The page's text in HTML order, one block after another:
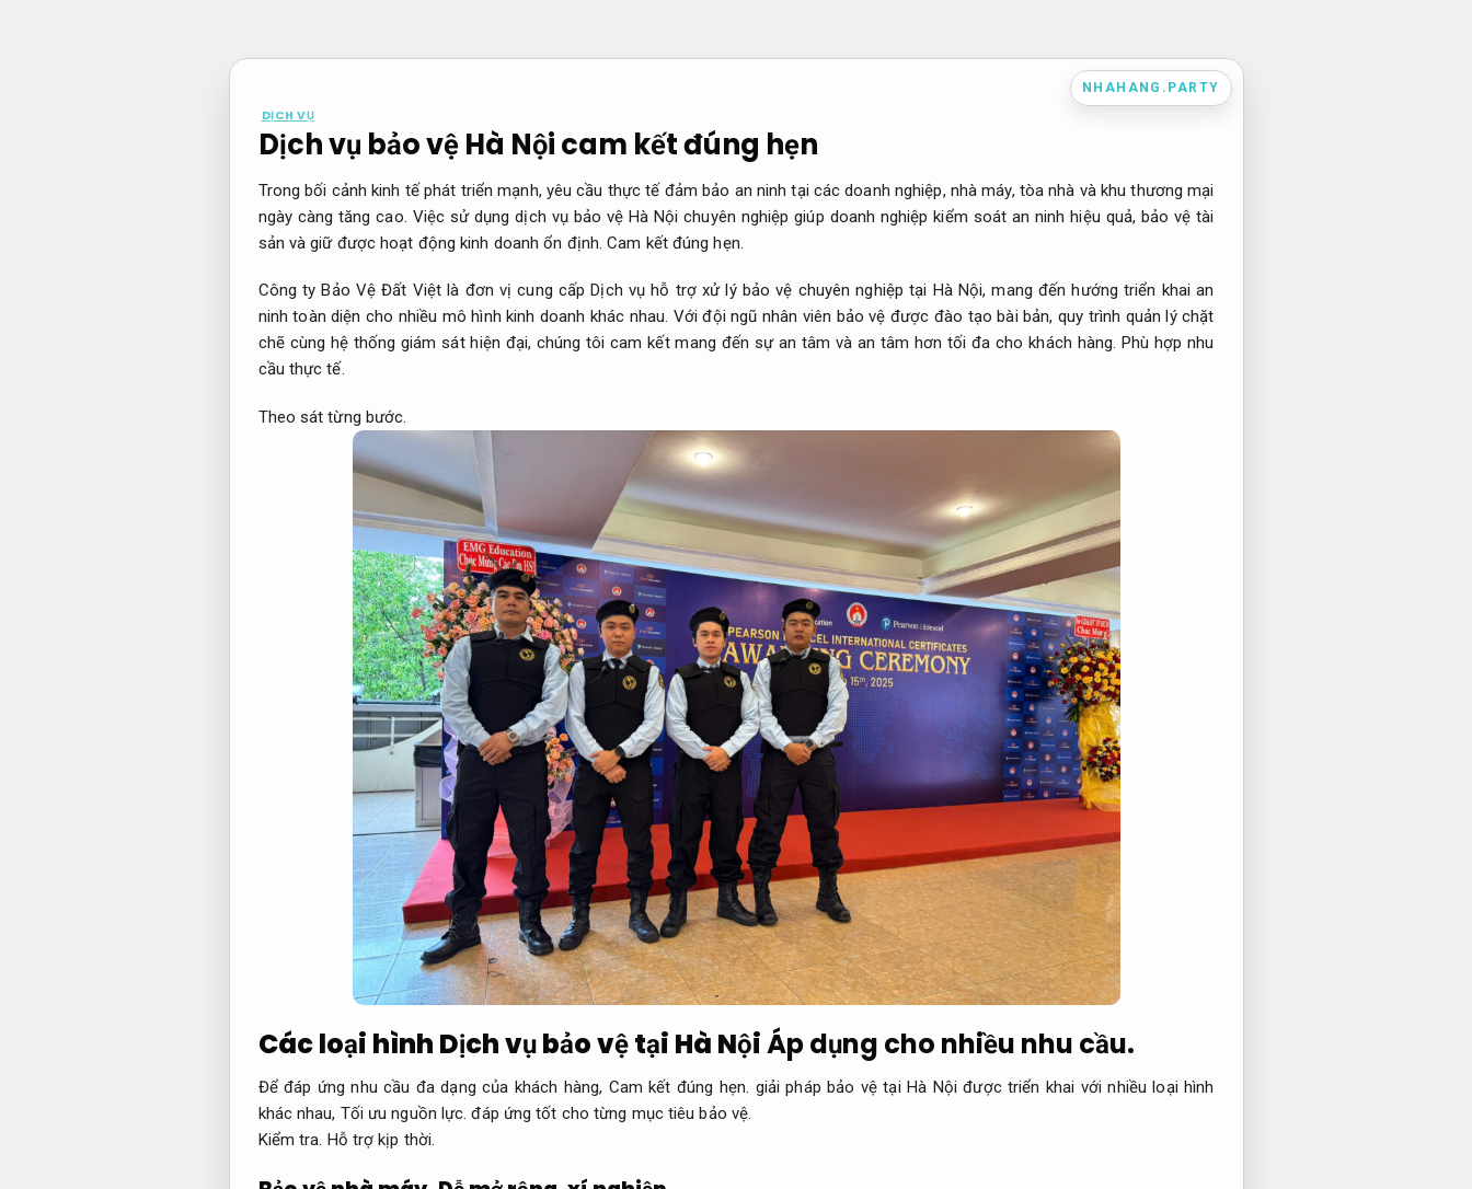
NHAHANG.PARTY
DỊCH VỤ
Dịch vụ bảo vệ Hà Nội cam kết đúng hẹn
Trong bối cảnh kinh tế phát triển mạnh, yêu cầu thực tế đảm bảo an ninh tại các doanh nghiệp, nhà máy, tòa nhà và khu thương mại
ngày càng tăng cao. Việc sử dụng dịch vụ bảo vệ Hà Nội chuyên nghiệp giúp doanh nghiệp kiểm soát an ninh hiệu quả, bảo vệ tài
sản và giữ được hoạt động kinh doanh ổn định.Cam kết đúng hẹn.
Công ty Bảo Vệ Đất Việt là đơn vị cung cấp Dịch vụ hỗ trợ xử lý bảo vệ chuyên nghiệp tại Hà Nội, mang đến hướng triển khai an
ninh toàn diện cho nhiều mô hình kinh doanh khác nhau. Với đội ngũ nhân viên bảo vệ được đào tạo bài bản, quy trình quản lý chặt
chẽ cùng hệ thống giám sát hiện đại, chúng tôi cam kết mang đến sự an tâm và an tâm hơn tối đa cho khách hàng. Phù hợp nhu
cầu thực tế.
Theo sát từng bước.
Các loại hình Dịch vụ bảo vệ tại Hà NộiÁp dụng cho nhiều nhu cầu.
Để đáp ứng nhu cầu đa dạng của khách hàng, Cam kết đúng hẹn. giải pháp bảo vệ tại Hà Nội được triển khai với nhiều loại hình
khác nhau, Tối ưu nguồn lực. đáp ứng tốt cho từng mục tiêu bảo vệ.
Kiểm tra. Hỗ trợ kịp thời.